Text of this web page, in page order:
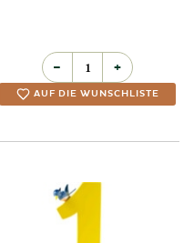
− +
AUF DIE WUNSCHLISTE